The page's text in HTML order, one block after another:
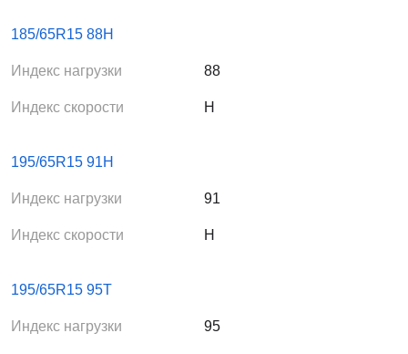
185/65R15 88H
Индекс нагрузки 88
Индекс скорости H
195/65R15 91H
Индекс нагрузки 91
Индекс скорости H
195/65R15 95T
Индекс нагрузки 95